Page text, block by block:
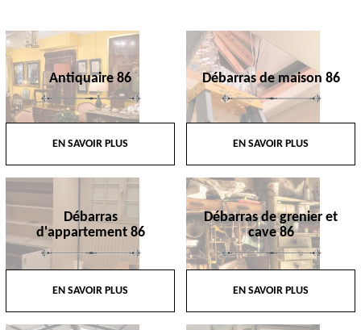
Antiquaire 86
EN SAVOIR PLUS
Débarras de maison 86
EN SAVOIR PLUS
Débarras
d'appartement 86
EN SAVOIR PLUS
Débarras de grenier et
cave 86
EN SAVOIR PLUS